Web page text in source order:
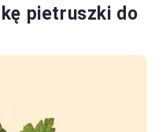
pietruszki do